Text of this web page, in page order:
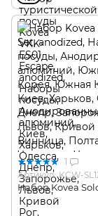
1
Артикул: KCW-
Набор Kovea